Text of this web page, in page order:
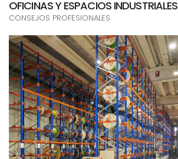
OFICINAS Y ESPACIOS INDUSTRIALES
CONSEJOS PROFESIONALES